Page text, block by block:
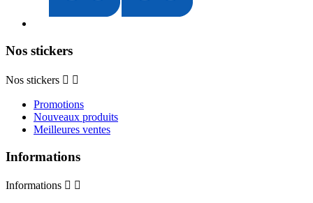
Nos stickers
Nos stickers  
Promotions
Nouveaux produits
Meilleures ventes
Informations
Informations  